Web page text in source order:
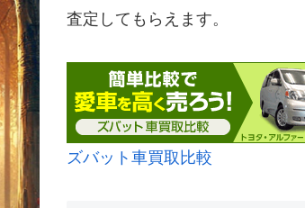
査定してもらえます。
ズバット車買取比較